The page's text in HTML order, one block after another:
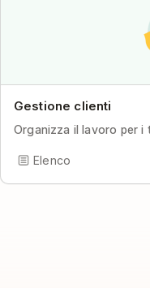
Gestione clienti
Organizza il lavoro per i
Elenco